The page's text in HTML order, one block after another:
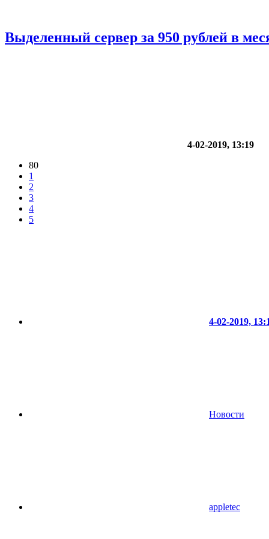
Выделенный сервер за 950 рублей в
4-02-2019, 13:19
80
1
2
3
4
5
4-02-2019,
Новости
appletec